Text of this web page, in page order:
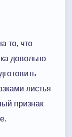
то, что
довольно
листья
признак